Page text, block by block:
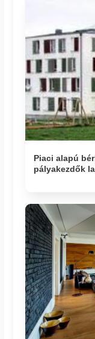
Piaci alapú
pályakezdők